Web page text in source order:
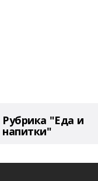
Рубрика "Еда и
напитки"